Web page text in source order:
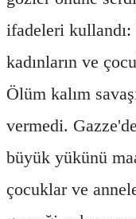
ifadeleri
kadınların ve
Ölüm kalım
vermedi.
büyük yükünü
çocuklar ve